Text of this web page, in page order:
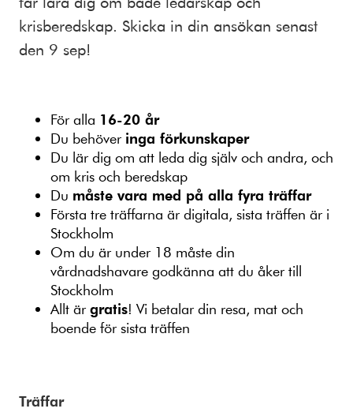
krisberedskap. Skicka in din ansökan senast
den 9 sep!
För alla 16-20 år
Du behöver inga förkunskaper
Du lär dig om att leda dig själv och andra, och
om kris och beredskap
Du måste vara med på alla fyra träffar
Första tre träffarna är digitala, sista träffen är i
Stockholm
Om du är under 18 måste din
vårdnadshavare godkänna att du åker till
Stockholm
Allt är gratis! Vi betalar din resa, mat och
boende för sista träffen
Träffar